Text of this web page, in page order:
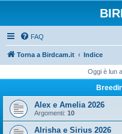
FAQ
Torna a Birdcam.it Indice
Oggi è lun
Alex e Amelia 2026
Argomenti: 10
Alrisha e Sirius 2026